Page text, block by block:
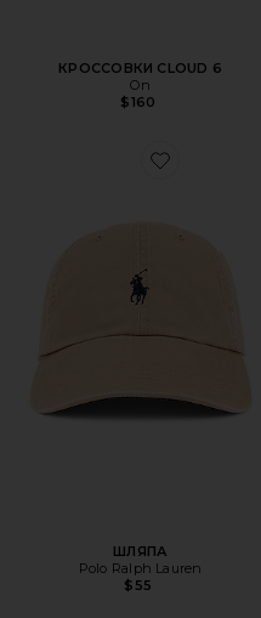
КРОССОВКИ CLOUD 6
On
$160
Favorite ШЛЯПА
ШЛЯПА
Polo Ralph Lauren
$55